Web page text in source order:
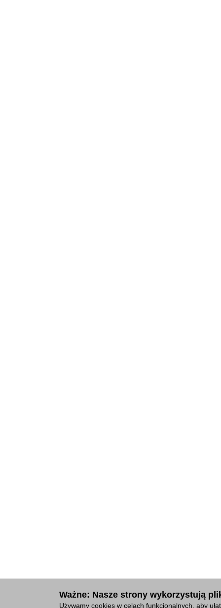
Ważne: Nasze strony wykorzystują
Używamy cookies w celach funkcjonalnych, aby